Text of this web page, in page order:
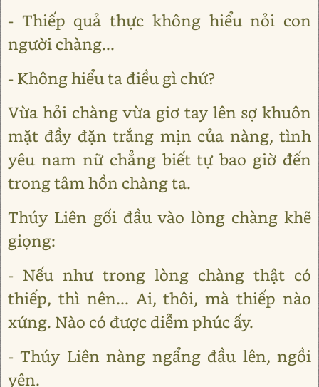
- Thiếp quả thực không hiểu nỏi con
người chàng...
- Không hiểu ta điều gì chứ?
Vừa hỏi chàng vừa giơ tay lên sợ khuôn
mặt đầy đặn trắng mịn của nàng, tình
yêu nam nữ chẳng biết tự bao giờ đến
trong tâm hồn chàng ta.
Thúy Liên gối đầu vào lòng chàng khẽ
giọng:
- Nếu như trong lòng chàng thật có
thiếp, thì nên... Ai, thôi, mà thiếp nào
xứng. Nào có được diễm phúc ấy.
- Thúy Liên nàng ngẩng đầu lên, ngồi
yên.